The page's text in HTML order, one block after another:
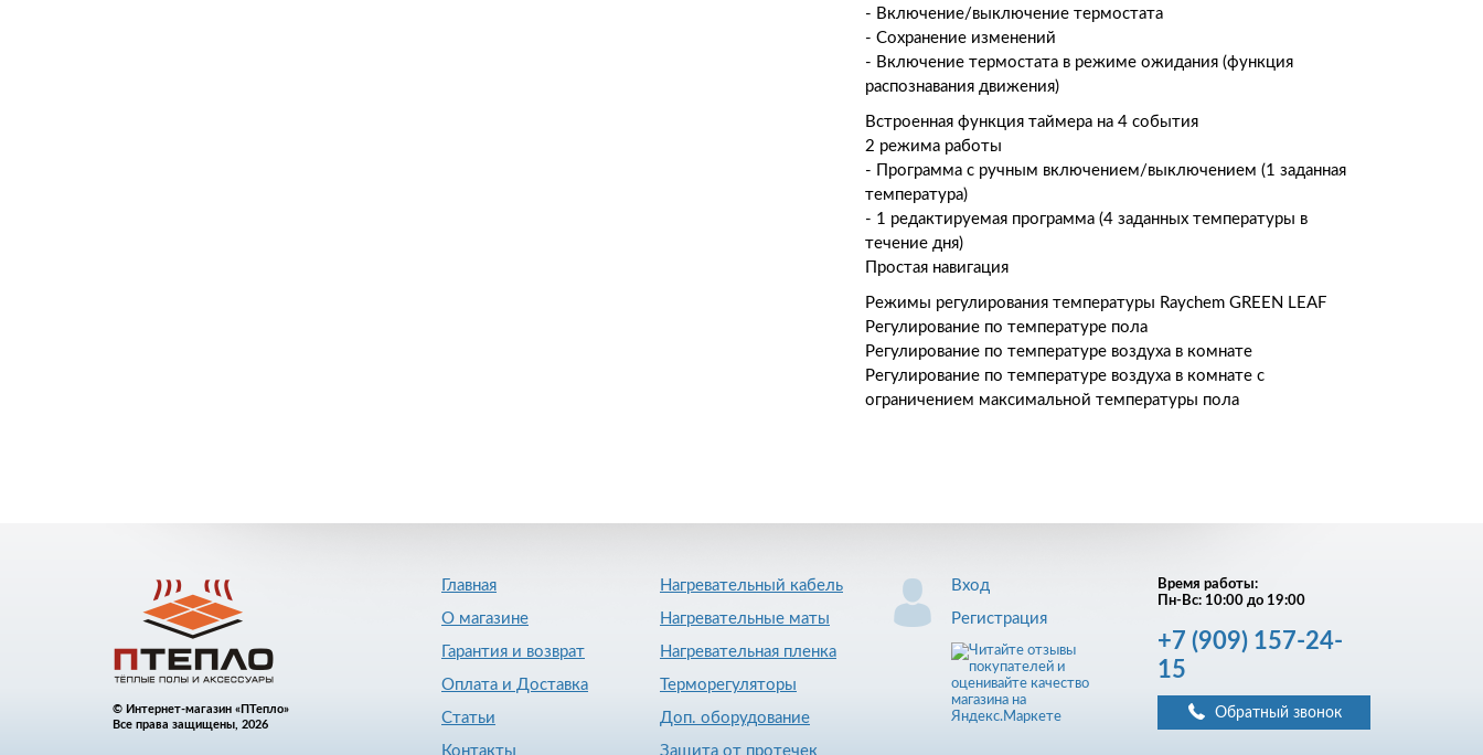
- Включение/выключение термостата
- Сохранение изменений
- Включение термостата в режиме ожидания (функция
распознавания движения)
Встроенная функция таймера на 4 события
2 режима работы
- Программа с ручным включением/выключением (1 заданная
температура)
- 1 редактируемая программа (4 заданных температуры в
течение дня)
Простая навигация
Режимы регулирования температуры Raychem GREEN LEAF
Регулирование по температуре пола
Регулирование по температуре воздуха в комнате
Регулирование по температуре воздуха в комнате с
ограничением максимальной температуры пола
© Интернет-магазин «ПТепло»
Все права защищены, 2026
Главная
О магазине
Гарантия и возврат
Оплата и Доставка
Статьи
Контакты
Нагревательный кабель
Нагревательные маты
Нагревательная пленка
Терморегуляторы
Доп. оборудование
Защита от протечек
Вход
Регистрация
Время работы:
Пн-Вс: 10:00 до 19:00
+7 (909) 157-24-
15
Обратный звонок